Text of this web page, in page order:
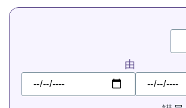
航
由
期
期